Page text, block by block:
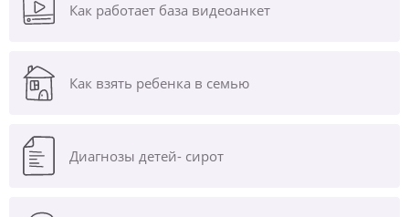
Как работает база видеоанкет
Как взять ребенка в семью
Диагнозы детей- сирот